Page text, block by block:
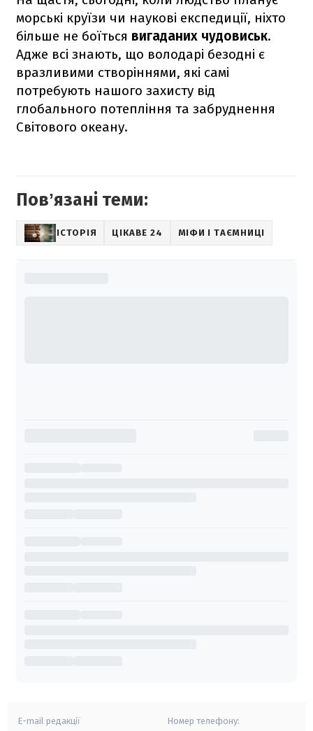
морські круїзи чи наукові експедиції, ніхто
більше не боїться вигаданих чудовиськ.
Адже всі знають, що володарі безодні є
вразливими створіннями, які самі
потребують нашого захисту від
глобального потепління та забруднення
Світового океану.
Повʼязані теми:
ІСТОРІЯ ЦІКАВЕ 24 МІФИ І ТАЄМНИЦІ
E-mail редакції Номер телефону: